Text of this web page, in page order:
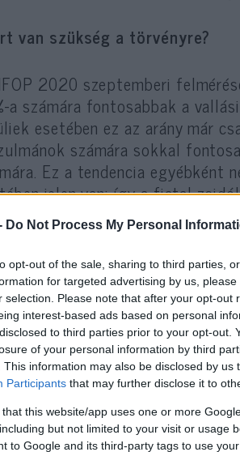
Do Not Process My Personal
opt-out of the sale, sharing to third parties,
for targeted advertising by us,
selection. Please note that after your opt-out
interest-based ads based on personal
to third parties prior to your opt-out.
of your personal information by third
This information may also be disclosed by us
Participants that may further disclose it to
that this website/app uses one or more
but not limited to your visit or usage
to Google and its third-party tags to use
van szükség a törvényre?
2020 szeptemberi
a számára fontosabbak a
esetében ez az arány már
számára sokkal
Ez a tendencia egyébként
jelen van: így a fiatal
– mint a tősgyökeres
a rítusoktól. A fiatal
emlegetik, ami annyit
gyakorolják a vallást.
muzulmán hátterű
hogy maga az
Míg a hatvanas
napjainkban 30%.